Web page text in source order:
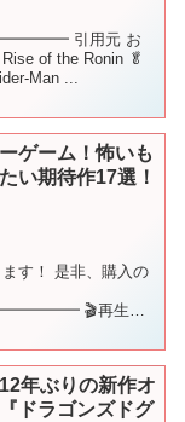
引用元 お
of the Ronin 🥬
Man ...
ゲーム！怖いも
い期待作17選！
す！ 是非、購入の
🎬再生リ
年ぶりの新作オ
ドラゴンズドグ